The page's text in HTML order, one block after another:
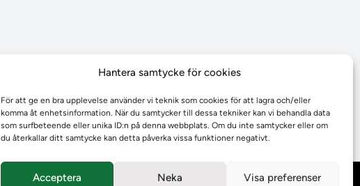
Hantera samtycke för cookies
För att ge en bra upplevelse använder vi teknik som cookies för att lagra och/eller
komma åt enhetsinformation. När du samtycker till dessa tekniker kan vi behandla data
som surfbeteende eller unika ID:n på denna webbplats. Om du inte samtycker eller om
du återkallar ditt samtycke kan detta påverka vissa funktioner negativt.
Acceptera Neka Visa preferenser